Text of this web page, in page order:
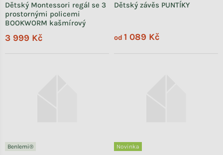
Dětský Montessori regál se 3
prostornými policemi
BOOKWORM kašmírový
3 999 Kč
Dětský závěs PUNTÍKY
od 1 089 Kč
Benlemi® Novinka